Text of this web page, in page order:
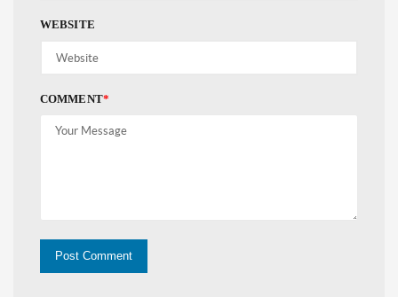
WEBSITE
COMMENT*